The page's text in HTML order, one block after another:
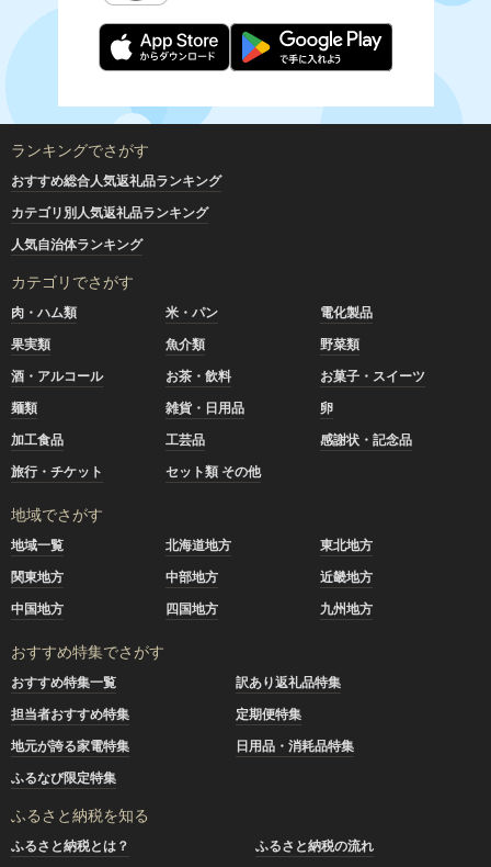
ランキングでさがす
おすすめ総合人気返礼品ランキング
カテゴリ別人気返礼品ランキング
人気自治体ランキング
カテゴリでさがす
肉・ハム類 米・パン
電化製品
果実類
魚介類
野菜類
酒・アルコール
お茶・飲料
お菓子・スイーツ
麺類
雑貨・日用品
卵
加工食品
工芸品
感謝状・記念品
旅行・チケット
セット類 その他
地域でさがす
地域一覧 北海道地方
東北地方
関東地方
中部地方
近畿地方
中国地方
四国地方 九州地方
おすすめ特集でさがす
おすすめ特集一覧
訳あり返礼品特集
担当者おすすめ特集
定期便特集
地元が誇る家電特集
日用品・消耗品特集
ふるなび限定特集
ふるさと納税を知る
ふるさと納税とは？
ふるさと納税の流れ